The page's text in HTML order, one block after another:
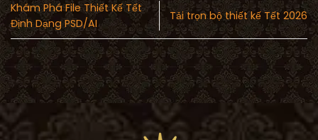
Khám Phá File Thiết Kế Tết
Định Dạng PSD/AI
Tải trọn bộ thiết kế Tết 2026